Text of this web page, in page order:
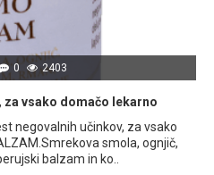
0 2403
vsako domačo lekarno
negovalnih učinkov, za vsako
smola, ognjič,
balzam in ko..